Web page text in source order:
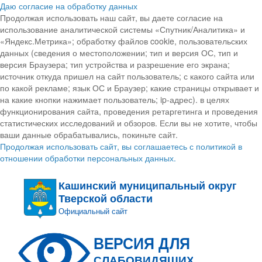
Даю согласие на обработку данных
Продолжая использовать наш сайт, вы даете согласие на
использование аналитической системы «Спутник/Аналитика» и
«Яндекс.Метрика»; обработку файлов cookie, пользовательских
данных (сведения о местоположении; тип и версия ОС, тип и
версия Браузера; тип устройства и разрешение его экрана;
источник откуда пришел на сайт пользователь; с какого сайта или
по какой рекламе; язык ОС и Браузер; какие страницы открывает и
на какие кнопки нажимает пользователь; ip-адрес). в целях
функционирования сайта, проведения ретаргетинга и проведения
статистических исследований и обзоров. Если вы не хотите, чтобы
ваши данные обрабатывались, покиньте сайт.
Продолжая использовать сайт, вы соглашаетесь с политикой в
отношении обработки персональных данных.